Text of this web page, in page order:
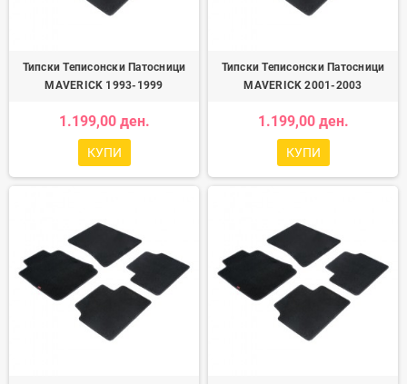
Типски Теписонски Патосници
MAVERICK 1993-1999
1.199,00 ден.
КУПИ
Типски Теписонски Патосници
MAVERICK 2001-2003
1.199,00 ден.
КУПИ